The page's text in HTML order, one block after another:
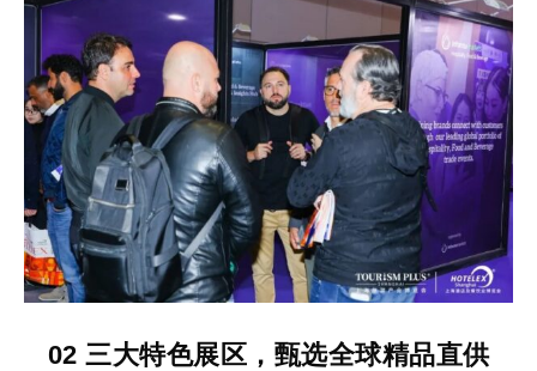
02 三大特色展区，甄选全球精品直供